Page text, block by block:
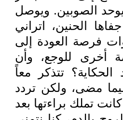
الصوبين. ويوصل
الحنين، اتراني
فرصة العودة إلى
أخرى للوجع، وأن
تتذكر معاً
مضى، ولكن تردد
تملك براءتها بعد